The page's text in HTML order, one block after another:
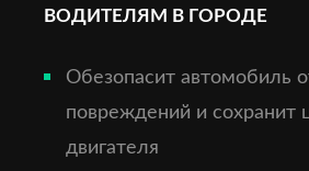
ВОДИТЕЛЯМ В ГОРОДЕ
Обезопасит автомобиль
повреждений и сохранит
двигателя